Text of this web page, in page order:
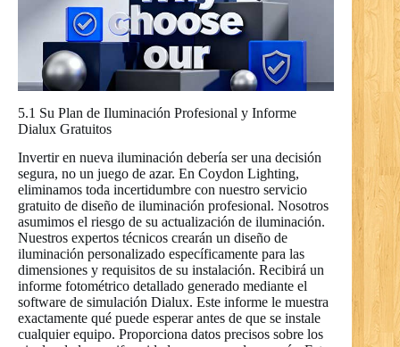
5.1 Su Plan de Iluminación Profesional y Informe
Dialux Gratuitos
Invertir en nueva iluminación debería ser una decisión
segura, no un juego de azar. En Coydon Lighting,
eliminamos toda incertidumbre con nuestro servicio
gratuito de diseño de iluminación profesional. Nosotros
asumimos el riesgo de su actualización de iluminación.
Nuestros expertos técnicos crearán un diseño de
iluminación personalizado específicamente para las
dimensiones y requisitos de su instalación. Recibirá un
informe fotométrico detallado generado mediante el
software de simulación Dialux. Este informe le muestra
exactamente qué puede esperar antes de que se instale
cualquier equipo. Proporciona datos precisos sobre los